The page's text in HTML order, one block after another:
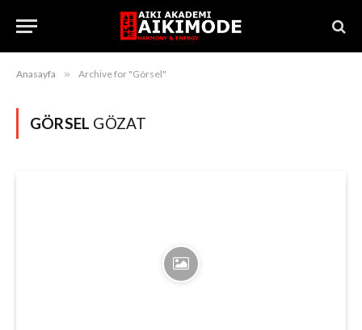
Anasayfa » Archive for "Görsel"
GÖRSEL GÖZAT